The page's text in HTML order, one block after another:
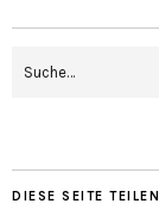
DIESE SEITE TEILEN